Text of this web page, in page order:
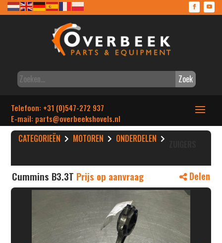
Zoek
Telefoon: +31 (0)547-272 937
E-mail: parts@overbeekshovels.nl
CATEGORIEËN MOTOREN ONDERDELEN
Cummins B3.3T Prijs op aanvraag Delen